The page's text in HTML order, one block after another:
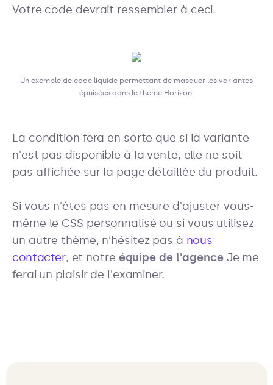
Votre code devrait ressembler à ceci.
Un exemple de code liquide permettant de masquer les variantes
épuisées dans le thème Horizon.
La condition fera en sorte que si la variante
n'est pas disponible à la vente, elle ne soit
pas affichée sur la page détaillée du produit.
Si vous n'êtes pas en mesure d'ajuster vous-
même le CSS personnalisé ou si vous utilisez
un autre thème, n'hésitez pas à nous
contacter, et notre équipe de l'agenceJe me
ferai un plaisir de l'examiner.